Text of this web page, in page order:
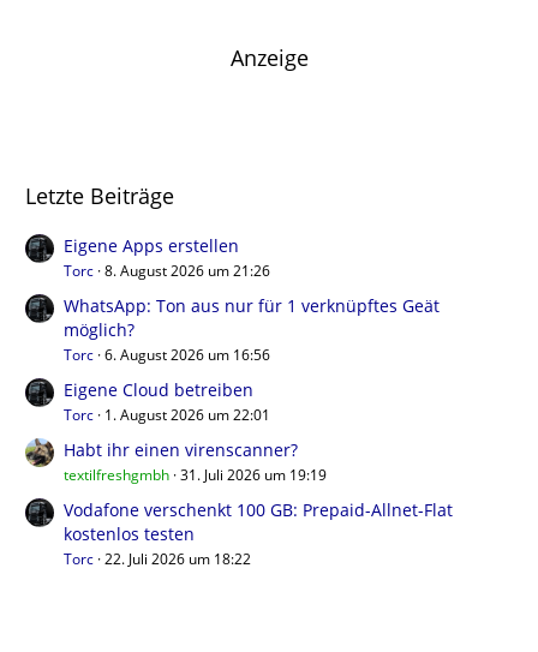
Anzeige
Letzte Beiträge
Eigene Apps erstellen
Torc 8. August 2026 um 21:26
WhatsApp: Ton aus nur für 1 verknüpftes Geät
möglich?
Torc 6. August 2026 um 16:56
Eigene Cloud betreiben
Torc 1. August 2026 um 22:01
Habt ihr einen virenscanner?
textilfreshgmbh 31. Juli 2026 um 19:19
Vodafone verschenkt 100 GB: Prepaid-Allnet-Flat
kostenlos testen
Torc 22. Juli 2026 um 18:22